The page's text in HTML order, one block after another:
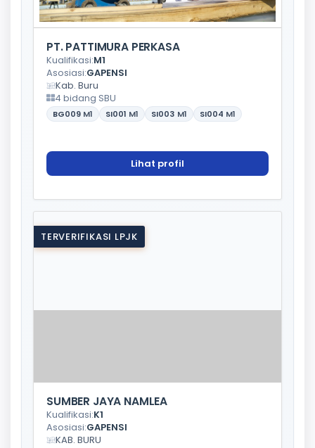
PT. PATTIMURA PERKASA
Kualifikasi:M1
Asosiasi:GAPENSI
Kab. Buru
4 bidang SBU
BG009 M1 SI001 M1 SI003 M1 SI004 M1
Lihat profil
TERVERIFIKASI LPJK
SUMBER JAYA NAMLEA
Kualifikasi:K1
Asosiasi:GAPENSI
KAB. BURU